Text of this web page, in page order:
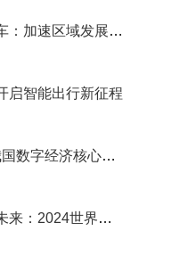
速区域发展新引擎
启智能出行新征程
加值预计突破12万亿元大关
人工智能大会盛况空前